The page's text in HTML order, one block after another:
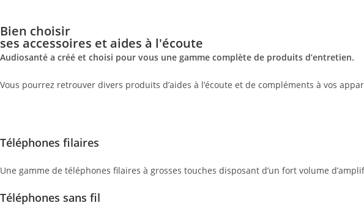
Bien choisir
ses accessoires et aides à l'écoute
Audiosanté a créé et choisi pour vous une gamme complète de produits d’entretien.
Vous pourrez retrouver divers produits d’aides à l’écoute et de compléments à vos
Téléphones filaires
Une gamme de téléphones filaires à grosses touches disposant d’un fort volume
Téléphones sans fil